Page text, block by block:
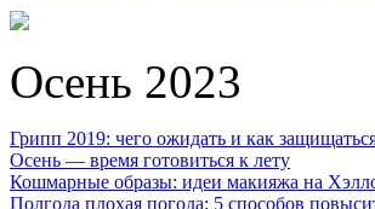
Осень 2023
Грипп 2019: чего ожидать и как
Осень — время готовиться к лету
Кошмарные образы: идеи макияжа на
Полгода плохая погода: 5 способов